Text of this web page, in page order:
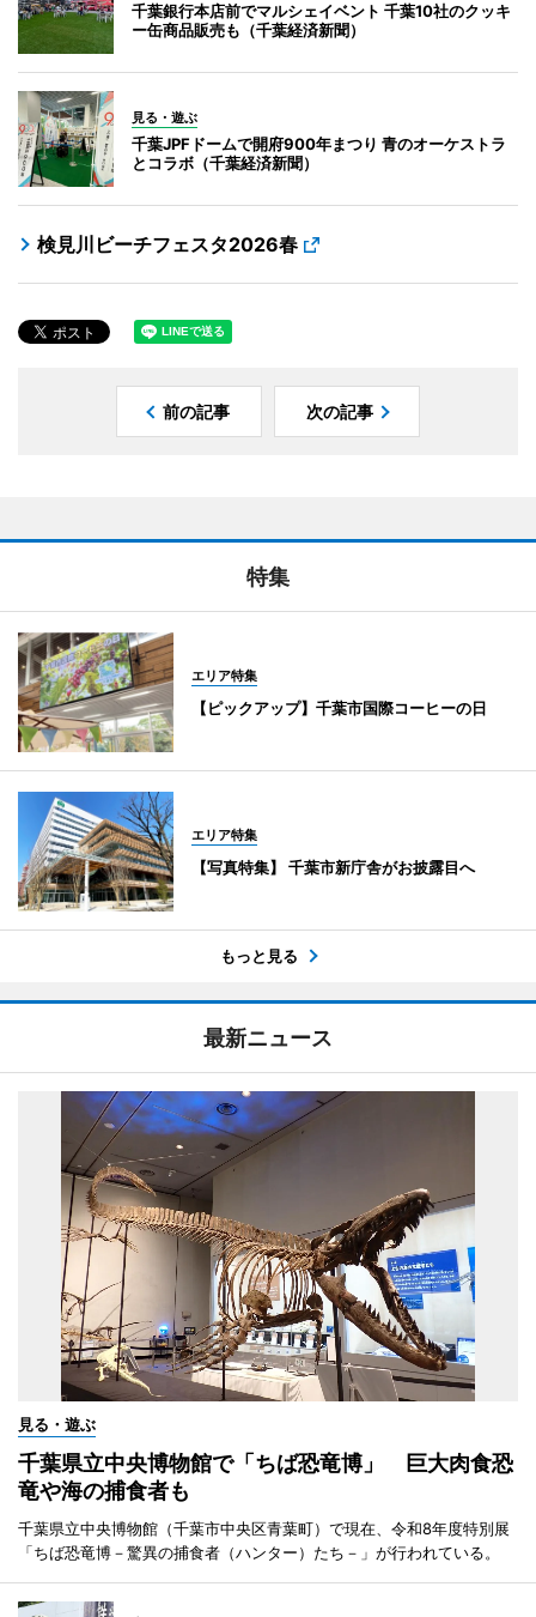
千葉銀行本店前でマルシェイベント 千葉10社のクッキ
ー缶商品販売も（千葉経済新聞）
見る・遊ぶ
千葉JPFドームで開府900年まつり 青のオーケストラ
とコラボ（千葉経済新聞）
検見川ビーチフェスタ2026春
前の記事 次の記事
特集
エリア特集
【ピックアップ】千葉市国際コーヒーの日
エリア特集
【写真特集】 千葉市新庁舎がお披露目へ
もっと見る
最新ニュース
見る・遊ぶ
千葉県立中央博物館で「ちば恐竜博」 巨大肉食恐
竜や海の捕食者も
千葉県立中央博物館（千葉市中央区青葉町）で現在、令和8年度特別展
「ちば恐竜博－驚異の捕食者（ハンター）たち－」が行われている。